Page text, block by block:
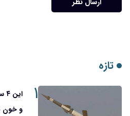
۱
این ۴ سلاح یمن، عربستان را به خاک
و خون می کشد